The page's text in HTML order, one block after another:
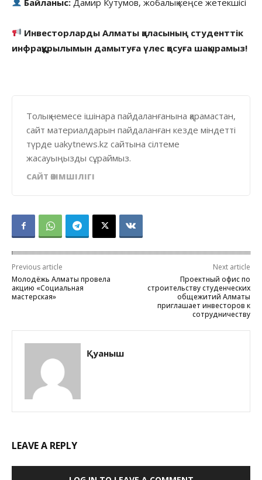
Инвесторларды Алматы қаласының студенттік
инфрақұрылымын дамытуға үлес қосуға шақырамыз!
Толық немесе ішінара пайдаланғанына қарамастан,
сайт материалдарын пайдаланған кезде міндетті
түрде uakytnews.kz сайтына сілтеме
жасауыңызды сұраймыз.
САЙТ ӘКІМШІЛІГІ
Previous article
Молодёжь Алматы провела
акцию «Социальная
мастерская»
Next article
Проектный офис по
строительству студенческих
общежитий Алматы
приглашает инвесторов к
сотрудничеству
Қуаныш
LEAVE A REPLY